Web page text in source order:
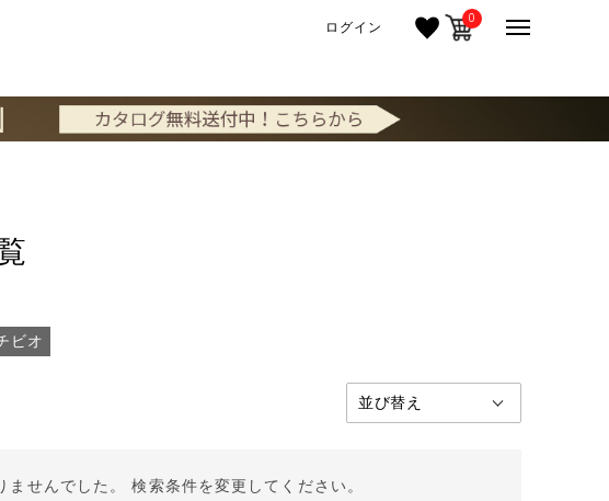
ログイン 0
ビオ
せんでした。 検索条件を変更してください。